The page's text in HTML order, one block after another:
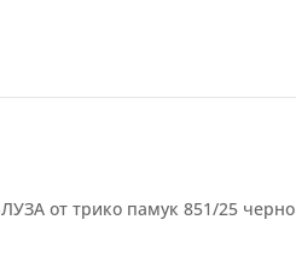
от трико памук 851/25 черно